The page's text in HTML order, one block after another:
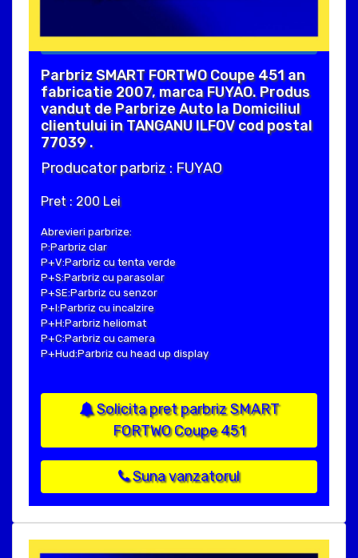
Parbriz SMART FORTWO Coupe 451 an
fabricatie 2007, marca FUYAO. Produs
vandut de Parbrize Auto la Domiciliul
clientului in TANGANU ILFOV cod postal
77039 .
Producator parbriz : FUYAO
Pret : 200 Lei
Abrevieri parbrize:
P:Parbriz clar
P+V:Parbriz cu tenta verde
P+S:Parbriz cu parasolar
P+SE:Parbriz cu senzor
P+I:Parbriz cu incalzire
P+H:Parbriz heliomat
P+C:Parbriz cu camera
P+Hud:Parbriz cu head up display
Solicita pret parbriz SMART
FORTWO Coupe 451
Suna vanzatorul